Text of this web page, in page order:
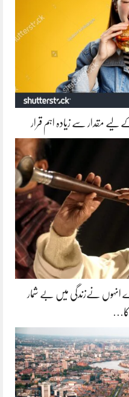
مقدار سے زیادہ اہم قرار
انہوں نےزندگی میں بے شمار
کا…